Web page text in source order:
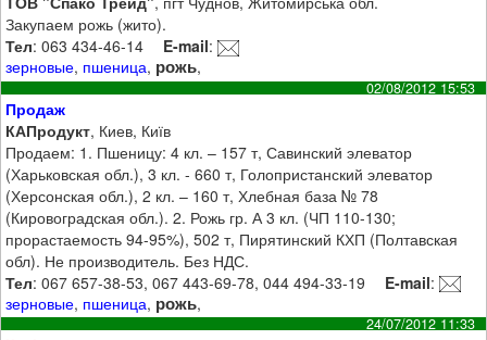
Закупаем рожь (жито).
Тел: 063 434-46-14 E-mail:
зерновые, пшеница, рожь,
02/08/2012 15:53
Продаж
КАПродукт, Киев, Київ
Продаем: 1. Пшеницу: 4 кл. – 157 т, Савинский элеватор
(Харьковская обл.), 3 кл. - 660 т, Голопристанский элеватор
(Херсонская обл.), 2 кл. – 160 т, Хлебная база № 78
(Кировоградская обл.). 2. Рожь гр. А 3 кл. (ЧП 110-130;
прорастаемость 94-95%), 502 т, Пирятинский КХП (Полтавская
обл). Не производитель. Без НДС.
Тел: 067 657-38-53, 067 443-69-78, 044 494-33-19 E-mail:
зерновые, пшеница, рожь,
24/07/2012 11:33